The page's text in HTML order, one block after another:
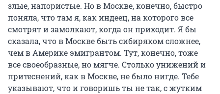
злые, напористые. Но в Москве, конечно, быстро
поняла, что там я, как индеец, на которого все
смотрят и замолкают, когда он приходит. Я бы
сказала, что в Москве быть сибиряком сложнее,
чем в Америке эмигрантом. Тут, конечно, тоже
все своеобразные, но мягче. Столько унижений и
притеснений, как в Москве, не было нигде. Тебе
указывают, что и говоришь ты не так, с жутким